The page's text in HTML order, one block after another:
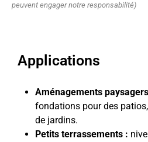
Applications
Aménagements
fondations pour des
de jardins.
Petits terrassements : n
peuvent engager notre responsabilité)